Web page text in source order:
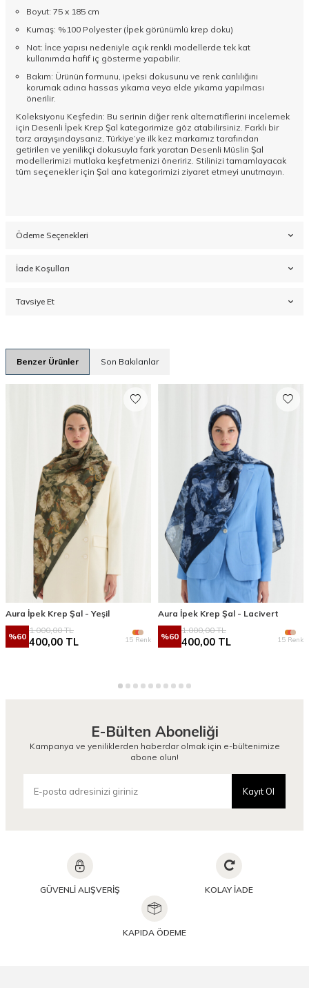
Boyut: 75 x 185 cm
Kumaş: %100 Polyester (İpek görünümlü krep doku)
Not: İnce yapısı nedeniyle açık renkli modellerde tek kat
kullanımda hafif iç gösterme yapabilir.
Bakım: Ürünün formunu, ipeksi dokusunu ve renk canlılığını
korumak adına hassas yıkama veya elde yıkama yapılması
önerilir.
Koleksiyonu Keşfedin: Bu serinin diğer renk alternatiflerini incelemek
için Desenli İpek Krep Şal kategorimize göz atabilirsiniz. Farklı bir
tarz arayışındaysanız, Türkiye’ye ilk kez markamız tarafından
getirilen ve yenilikçi dokusuyla fark yaratan Desenli Müslin Şal
modellerimizi mutlaka keşfetmenizi öneririz. Stilinizi tamamlayacak
tüm seçenekler için Şal ana kategorimizi ziyaret etmeyi unutmayın.
Ödeme Seçenekleri
İade Koşulları
Tavsiye Et
Benzer Ürünler Son Bakılanlar
Aura İpek Krep Şal - Yeşil
%60
1.000,00TL
400,00 TL 15 Renk
Aura İpek Krep Şal - Lacivert
%60
1.000,00TL
400,00 TL 15 Renk
E-Bülten Aboneliği
Kampanya ve yeniliklerden haberdar olmak için e-bültenimize
abone olun!
Kayıt Ol
GÜVENLİ ALIŞVERİŞ KOLAY İADE
KAPIDA ÖDEME